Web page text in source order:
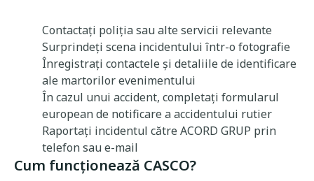
Contactați poliția sau alte servicii relevante
Surprindeți scena incidentului într-o fotografie
Înregistrați contactele și detaliile de identificare
ale martorilor evenimentului
În cazul unui accident, completați formularul
european de notificare a accidentului rutier
Raportați incidentul către ACORD GRUP prin
telefon sau e-mail
Cum funcționează CASCO?